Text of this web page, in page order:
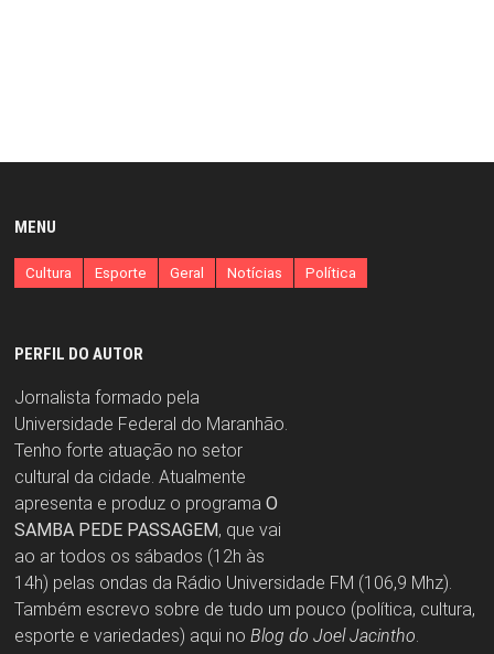
MENU
Cultura Esporte Geral Notícias Política
PERFIL DO AUTOR
Jornalista formado pela
Universidade Federal do Maranhão.
Tenho forte atuação no setor
cultural da cidade. Atualmente
apresenta e produz o programa O
SAMBA PEDE PASSAGEM, que vai
ao ar todos os sábados (12h às
14h) pelas ondas da Rádio Universidade FM (106,9 Mhz).
Também escrevo sobre de tudo um pouco (política, cultura,
esporte e variedades) aqui no Blog do Joel Jacintho.